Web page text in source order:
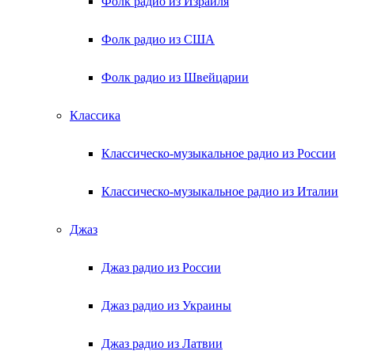
Фолк радио из США
Фолк радио из Швейцарии
Классика
Классическо-музыкальное радио из России
Классическо-музыкальное радио из Италии
Джаз
Джаз радио из России
Джаз радио из Украины
Джаз радио из Латвии